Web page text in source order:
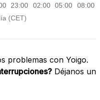
problemas con Yoigo.
Déjanos un